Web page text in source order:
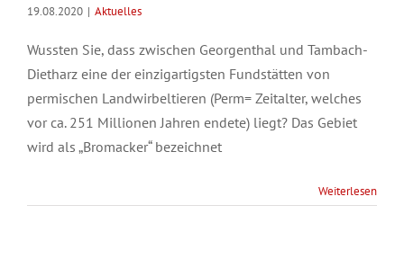
19.08.2020 | Aktuelles
Wussten Sie, dass zwischen Georgenthal und Tambach-
Dietharz eine der einzigartigsten Fundstätten von
permischen Landwirbeltieren (Perm= Zeitalter, welches
vor ca. 251 Millionen Jahren endete) liegt? Das Gebiet
wird als „Bromacker“ bezeichnet
Weiterlesen